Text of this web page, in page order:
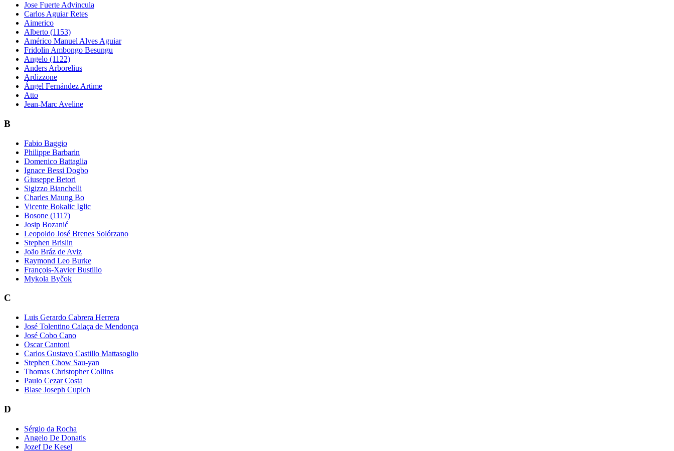
Jose Fuerte Advincula
Carlos Aguiar Retes
Aimerico
Alberto (1153)
Américo Manuel Alves Aguiar
Fridolin Ambongo Besungu
Angelo (1122)
Anders Arborelius
Ardizzone
Ángel Fernández Artime
Atto
Jean-Marc Aveline
B
Fabio Baggio
Philippe Barbarin
Domenico Battaglia
Ignace Bessi Dogbo
Giuseppe Betori
Sigizzo Bianchelli
Charles Maung Bo
Vicente Bokalic Iglic
Bosone (1117)
Josip Bozanić
Leopoldo José Brenes Solórzano
Stephen Brislin
João Bráz de Aviz
Raymond Leo Burke
François-Xavier Bustillo
Mykola Byčok
C
Luis Gerardo Cabrera Herrera
José Tolentino Calaça de Mendonça
José Cobo Cano
Oscar Cantoni
Carlos Gustavo Castillo Mattasoglio
Stephen Chow Sau-yan
Thomas Christopher Collins
Paulo Cezar Costa
Blase Joseph Cupich
D
Sérgio da Rocha
Angelo De Donatis
Jozef De Kesel